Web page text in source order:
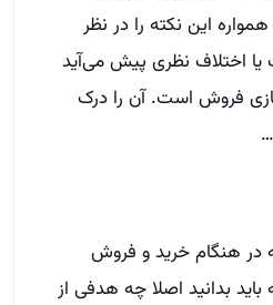
این نکته را در نظر
یا اختلاف نظری پیش می‌آید
فروش است.آن را درک
…
در هنگام خرید و فروش
بدانید اصلا چه هدفی از